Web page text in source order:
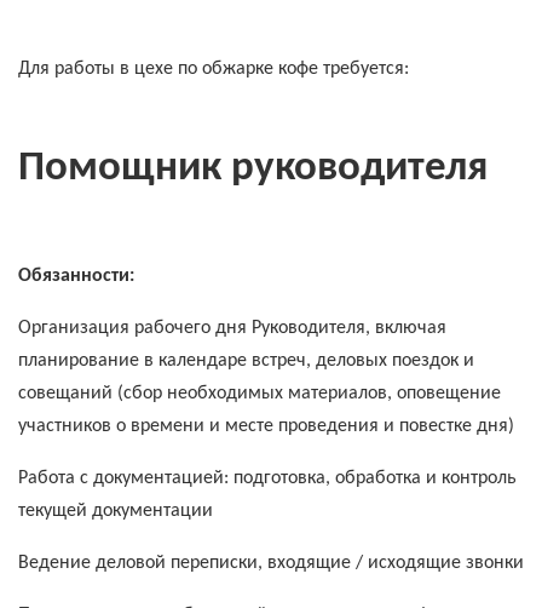
Для работы в цехе по обжарке кофе требуется:
Помощник руководителя
Обязанности:
Организация рабочего дня Руководителя, включая
планирование в календаре встреч, деловых поездок и
совещаний (сбор необходимых материалов, оповещение
участников о времени и месте проведения и повестке дня)
Работа с документацией: подготовка, обработка и контроль
текущей документации
Ведение деловой переписки, входящие / исходящие звонки